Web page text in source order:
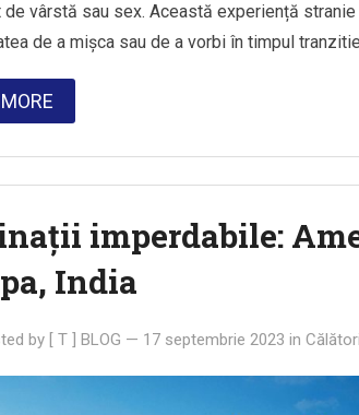
de vârstă sau sex. Această experiență
de a mișca sau de a vorbi în timpul
imperdabile:
India
by [ T ] BLOG — 17 septembrie 2023 in